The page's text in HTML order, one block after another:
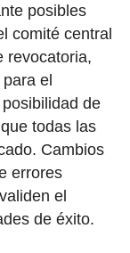
posibles
comité central
revocatoria,
el
de
todas las
Cambios
errores
el
de éxito.